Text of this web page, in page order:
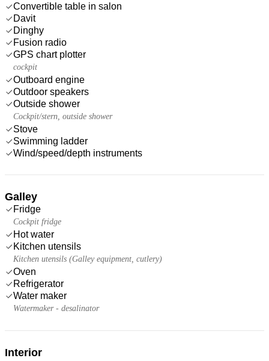
Convertible table in salon
Davit
Dinghy
Fusion radio
GPS chart plotter
cockpit
Outboard engine
Outdoor speakers
Outside shower
Cockpit/stern, outside shower
Stove
Swimming ladder
Wind/speed/depth instruments
Galley
Fridge
Cockpit fridge
Hot water
Kitchen utensils
Kitchen utensils (Galley equipment, cutlery)
Oven
Refrigerator
Water maker
Watermaker - desalinator
Interior